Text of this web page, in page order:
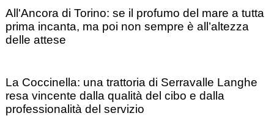
All'Ancora di Torino: se il profumo del mare a tutta
prima incanta, ma poi non sempre è all’altezza
delle attese
La Coccinella: una trattoria di Serravalle Langhe
resa vincente dalla qualità del cibo e dalla
professionalità del servizio